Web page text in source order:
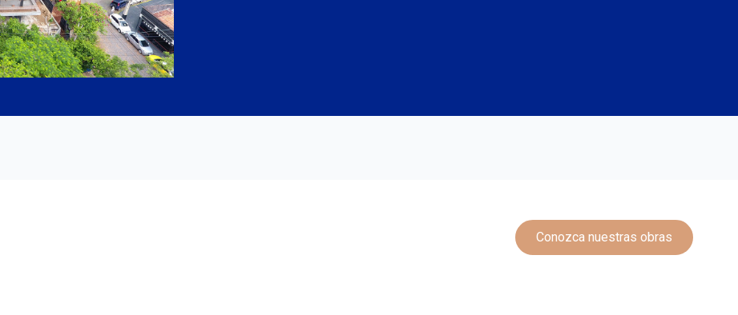
Conozca nuestras obras